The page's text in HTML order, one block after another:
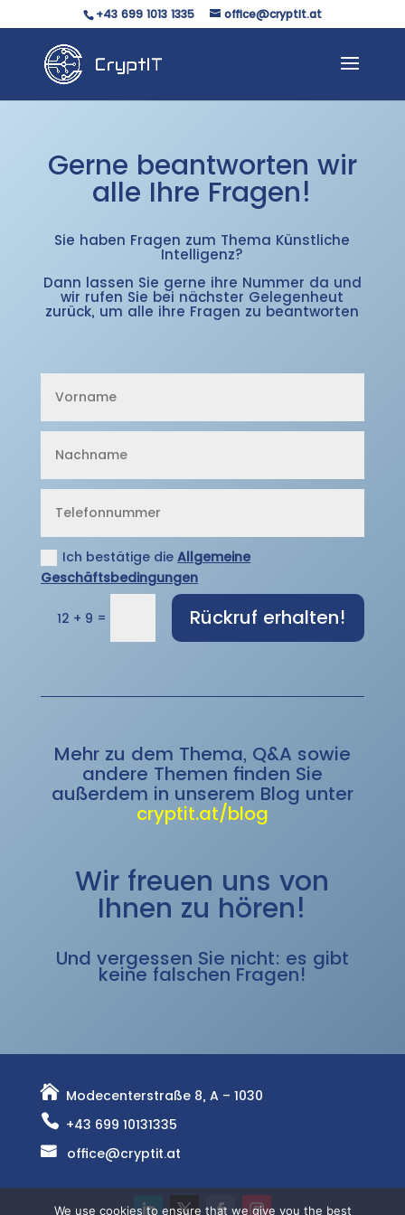
+43 699 1013 1335 office@cryptit.at
Gerne beantworten wir
alle Ihre Fragen!
Sie haben Fragen zum Thema Künstliche
Intelligenz?
Dann lassen Sie gerne ihre Nummer da und
wir rufen Sie bei nächster Gelegenheut
zurück, um alle ihre Fragen zu beantworten
Ich bestätige dieAllgemeine
Geschäftsbedingungen
12 + 9 = Rückruf erhalten!
Mehr zu dem Thema, Q&A sowie
andere Themen finden Sie
außerdem in unserem Blog unter
cryptit.at/blog
Wir freuen uns von
Ihnen zu hören!
Und vergessen Sie nicht: es gibt
keine falschen Fragen!
Modecenterstraße 8, A – 1030
+43 699 10131335
office@cryptit.at
We use cookies to ensure that we give you the best